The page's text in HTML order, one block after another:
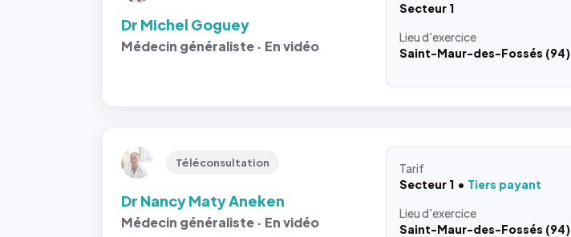
Dr Michel Goguey
Médecin généraliste · En vidéo
Secteur 1
Lieud'exercice
Saint-Maur-des-Fossés (94)
Téléconsultation
Dr Nancy Maty Aneken
Médecin généraliste · En vidéo
Tarif
Secteur 1
Tiers payant
Lieud'exercice
Saint-Maur-des-Fossés (94)